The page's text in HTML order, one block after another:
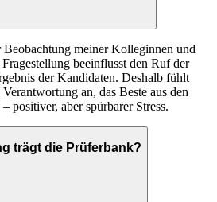
Beobachtung meiner Kolleginnen und
beeinflusst den Ruf der
der Kandidaten. Deshalb fühlt
an, das Beste aus den
positiver, aber spürbarer Stress.
trägt die Prüferbank?